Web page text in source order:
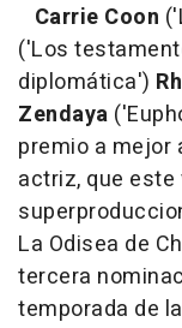
Carrie Coon
('Los
diplomática')
Zendaya
premio a
actriz, que
La Odisea de
tercera
temporada de